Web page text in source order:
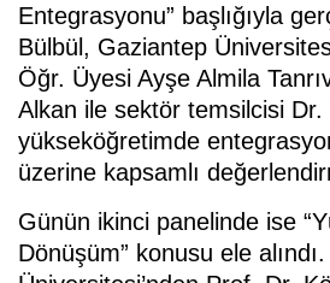
Entegrasyonu” başlığıyla
Bülbül, Gaziantep
Öğr. Üyesi Ayşe Almila
Alkan ile sektör temsilcisi
yükseköğretimde
üzerine kapsamlı
Günün ikinci panelinde ise
Dönüşüm” konusu ele